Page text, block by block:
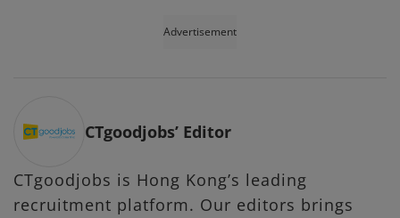
Advertisement
CTgoodjobs’ Editor
CTgoodjobs is Hong Kong’s leading
recruitment platform. Our editors brings